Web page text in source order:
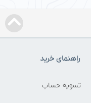
راهنمای خرید
تسویه حساب